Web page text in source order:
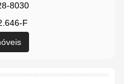
infraestrutura completa,
de alto padrão. Aqui, você
academia, salão de
proporcionar momentos
peloCRECI,
8030
F